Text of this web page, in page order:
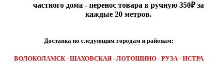
частного дома - перенос товара в ручную 350₽ за
каждые 20 метров.
Доставка по следующим городам и районам:
ВОЛОКОЛАМСК - ШАХОВСКАЯ - ЛОТОШИНО - РУЗА - ИСТРА